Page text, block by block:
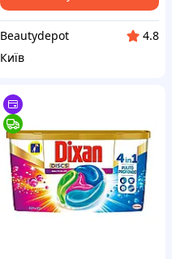
Beautydepot
4.8
Київ